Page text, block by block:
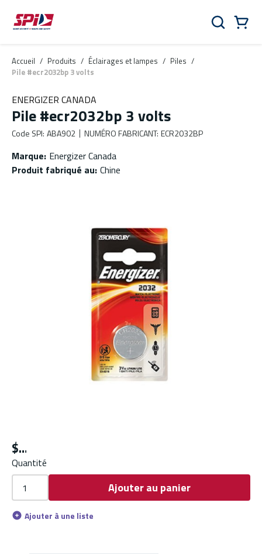
Aller au contenu principal
Skip to menu
Skip to footer
Rechercher
Accueil / Produits / Éclairages et lampes / Piles /
Pile #ecr2032bp 3 volts
ENERGIZER CANADA
Pile #ecr2032bp 3 volts
Code SPI: ABA902 NUMÉRO FABRICANT: ECR2032BP
Marque: Energizer Canada
Produit fabriqué au: Chine
$
Quantité
Ajouter au panier
Ajouter à une liste